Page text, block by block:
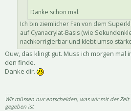
Danke schon mal.
Ich bin ziemlicher Fan von dem
auf Cyanacrylat-Basis (wie
nachkorrigierbar und klebt umso
Ouw, das klingt gut. Muss ich morgen mal
den finde.
Danke dir.
Wir müssen nur entscheiden, was wir mit der
gegeben ist